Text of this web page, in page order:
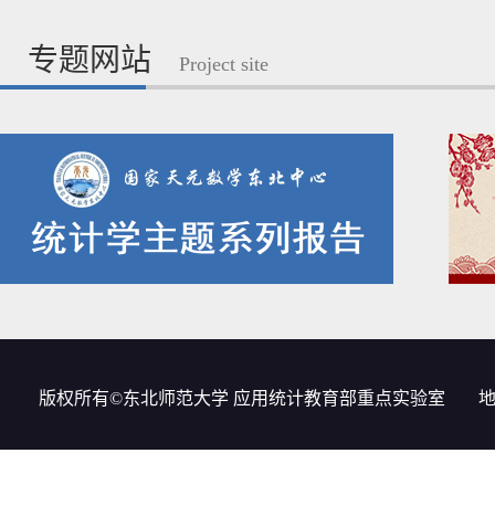
专题网站 Project site
版权所有©东北师范大学 应用统计教育部重点实验室